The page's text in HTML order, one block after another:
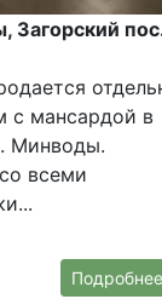
Загорский
с мансардой в
Минводы.
всеми
Подробнее